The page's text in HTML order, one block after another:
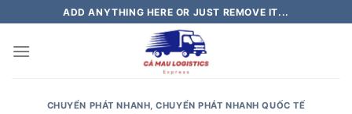
to
content
ADD ANYTHING HERE OR JUST REMOVE IT...
CHUYỂN PHÁT NHANH,CHUYỂN PHÁT NHANH QUỐC TẾ